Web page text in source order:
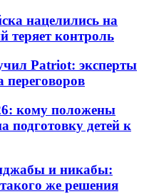
нацелились на
теряет контроль
Patriot: эксперты
переговоров
кому положены
подготовку детей к
и никабы:
же решения